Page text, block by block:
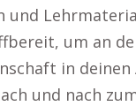
um an
in
und nach